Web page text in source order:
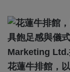
花蓮牛排館，